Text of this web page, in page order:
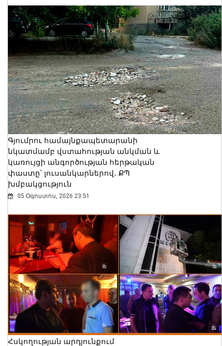
Գյումրու համայնքապետարանի
նկատմամբ վստահության անկման և
կառույցի անգործության հերթական
փաստը՝ լուսանկարներով․ ՔՊ
խմբակցություն
05 Օգոստոս, 2026 23:51
Հսկողության արդյունքում